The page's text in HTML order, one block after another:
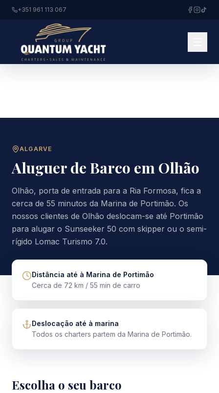
+351 961 113 067
ALGARVE
Aluguer de Barco em Olhão
Olhão, porta de entrada para a Ria Formosa, fica a
cerca de 55 minutos da Marina de Portimão. Os
nossos clientes de Olhão deslocam-se até Portimão
para alugar o Sunseeker 50 com skipper ou o semi-
rígido Lomac Turismo 7.0.
Distância até à Marina de Portimão
Cerca de 72 km / 55 min de carro
Deslocação até à marina
Todos os charters partem da Marina de Portimão.
Escolha o seu barco